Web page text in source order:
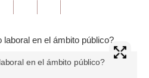
en el ámbito público?